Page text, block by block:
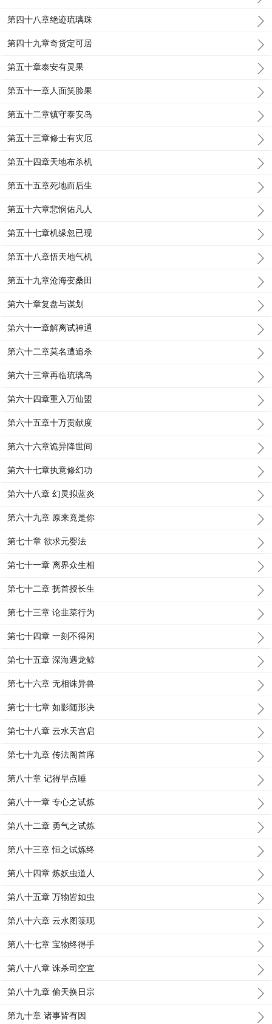
第四十八章绝迹琉璃珠
第四十九章奇货定可居
第五十章泰安有灵果
第五十一章人面笑脸果
第五十二章镇守泰安岛
第五十三章修士有灾厄
第五十四章天地布杀机
第五十五章死地而后生
第五十六章悲悯佑凡人
第五十七章机缘忽已现
第五十八章悟天地气机
第五十九章沧海变桑田
第六十章复盘与谋划
第六十一章解离试神通
第六十二章莫名遭追杀
第六十三章再临琉璃岛
第六十四章重入万仙盟
第六十五章十万贡献度
第六十六章诡异降世间
第六十七章执意修幻功
第六十八章 幻灵拟蓝炎
第六十九章 原来竟是你
第七十章 欲求元婴法
第七十一章 离界众生相
第七十二章 抚首授长生
第七十三章 论韭菜行为
第七十四章 一刻不得闲
第七十五章 深海遇龙鲸
第七十六章 无相诛异兽
第七十七章 如影随形决
第七十八章 云水天宫启
第七十九章 传法阁首席
第八十章 记得早点睡
第八十一章 专心之试炼
第八十二章 勇气之试炼
第八十三章 恒之试炼终
第八十四章 炼妖虫道人
第八十五章 万物皆如虫
第八十六章 云水图箓现
第八十七章 宝物终得手
第八十八章 诛杀司空宜
第八十九章 偷天换日宗
第九十章 诸事皆有因